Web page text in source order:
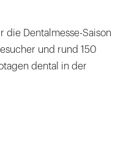
die Dentalmesse-Saison
und rund 150
dental in der